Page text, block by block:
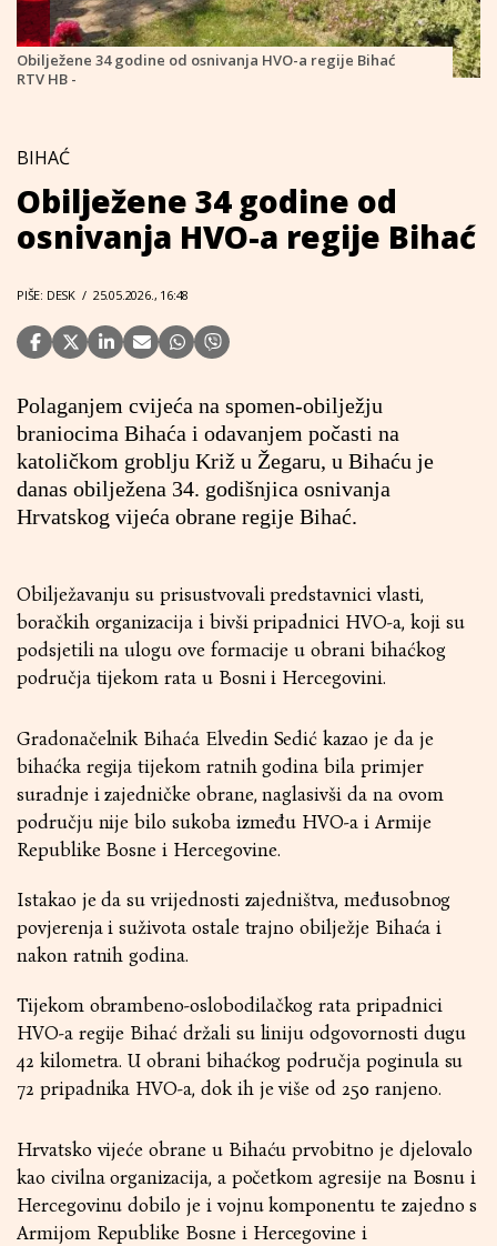
Obilježene 34 godine od osnivanja HVO-a regije Bihać
RTV HB -
BIHAĆ
Obilježene 34 godine od
osnivanja HVO-a regije Bihać
PIŠE: DESK / 25.05.2026., 16:48
Polaganjem cvijeća na spomen-obilježju
braniocima Bihaća i odavanjem počasti na
katoličkom groblju Križ u Žegaru, u Bihaću je
danas obilježena 34. godišnjica osnivanja
Hrvatskog vijeća obrane regije Bihać.
Obilježavanju su prisustvovali predstavnici vlasti,
boračkih organizacija i bivši pripadnici HVO-a, koji su
podsjetili na ulogu ove formacije u obrani bihaćkog
područja tijekom rata u Bosni i Hercegovini.
Gradonačelnik Bihaća Elvedin Sedić kazao je da je
bihaćka regija tijekom ratnih godina bila primjer
suradnje i zajedničke obrane, naglasivši da na ovom
području nije bilo sukoba između HVO-a i Armije
Republike Bosne i Hercegovine.
Istakao je da su vrijednosti zajedništva, međusobnog
povjerenja i suživota ostale trajno obilježje Bihaća i
nakon ratnih godina.
Tijekom obrambeno-oslobodilačkog rata pripadnici
HVO-a regije Bihać držali su liniju odgovornosti dugu
42 kilometra. U obrani bihaćkog područja poginula su
72 pripadnika HVO-a, dok ih je više od 250 ranjeno.
Hrvatsko vijeće obrane u Bihaću prvobitno je djelovalo
kao civilna organizacija, a početkom agresije na Bosnu i
Hercegovinu dobilo je i vojnu komponentu te zajedno s
Armijom Republike Bosne i Hercegovine i